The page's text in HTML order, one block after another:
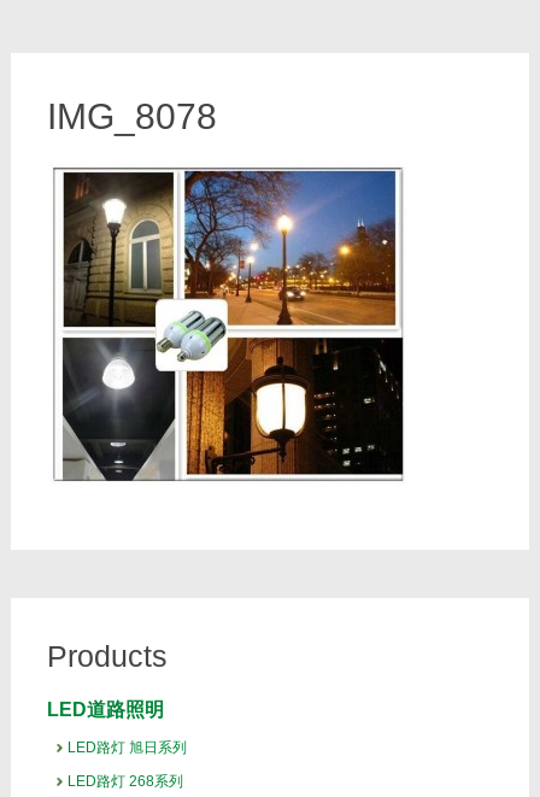
IMG_8078
Products
LED道路照明
LED路灯 旭日系列
LED路灯 268系列